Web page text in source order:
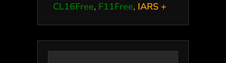
CL16Free, F11Free, IARS +